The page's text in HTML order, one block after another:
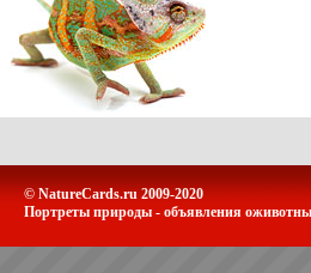
© NatureCards.ru 2009-2020
Портреты природы - объявления